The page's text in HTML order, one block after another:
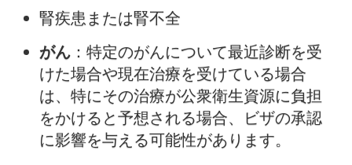
腎疾患または腎不全
がん ：特定のがんについて最近診断を受
けた場合や現在治療を受けている場合
は、特にその治療が公衆衛生資源に負担
をかけると予想される場合、ビザの承認
に影響を与える可能性があります。